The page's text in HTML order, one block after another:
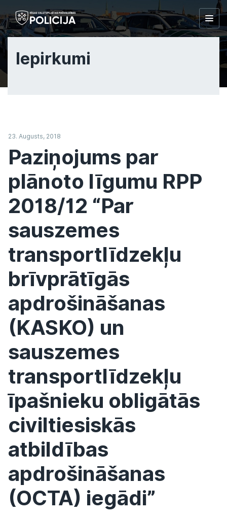
Iepirkumi
23. Augusts, 2018
Paziņojums par
plānoto līgumu RPP
2018/12 “Par
sauszemes
transportlīdzekļu
brīvprātīgās
apdrošināšanas
(KASKO) un
sauszemes
transportlīdzekļu
īpašnieku obligātās
civiltiesiskās
atbildības
apdrošināšanas
(OCTA) iegādi”